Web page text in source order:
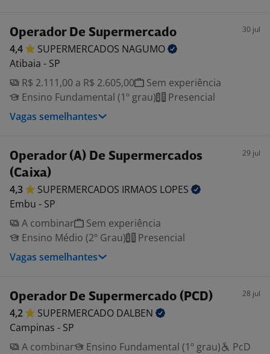
Operador De Supermercado 30 jul
4,4 SUPERMERCADOS NAGUMO
Atibaia - SP
R$ 2.111,00 a R$ 2.605,00
Sem experiência
Ensino Fundamental (1º grau)
Presencial
Vagas semelhantes
Operador (A) De Supermercados
(Caixa)
29 jul
4,3 SUPERMERCADOS IRMAOS LOPES
Embu - SP
A combinar
Sem experiência
Ensino Médio (2º Grau)
Presencial
Vagas semelhantes
Operador De Supermercado (PCD) 28 jul
4,2 SUPERMERCADO DALBEN
Campinas - SP
A combinar
Ensino Fundamental (1º grau)
PcD